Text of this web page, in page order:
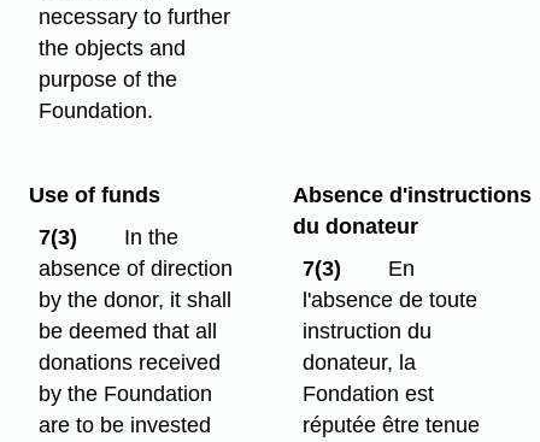
necessary to further
the objects and
purpose of the
Foundation.
Use of funds
7(3)
In the
absence of direction
by the donor, it shall
be deemed that all
donations received
by the Foundation
are to be invested
Absence d'instructions
du donateur
7(3)
En
l'absence de toute
instruction du
donateur, la
Fondation est
réputée être tenue